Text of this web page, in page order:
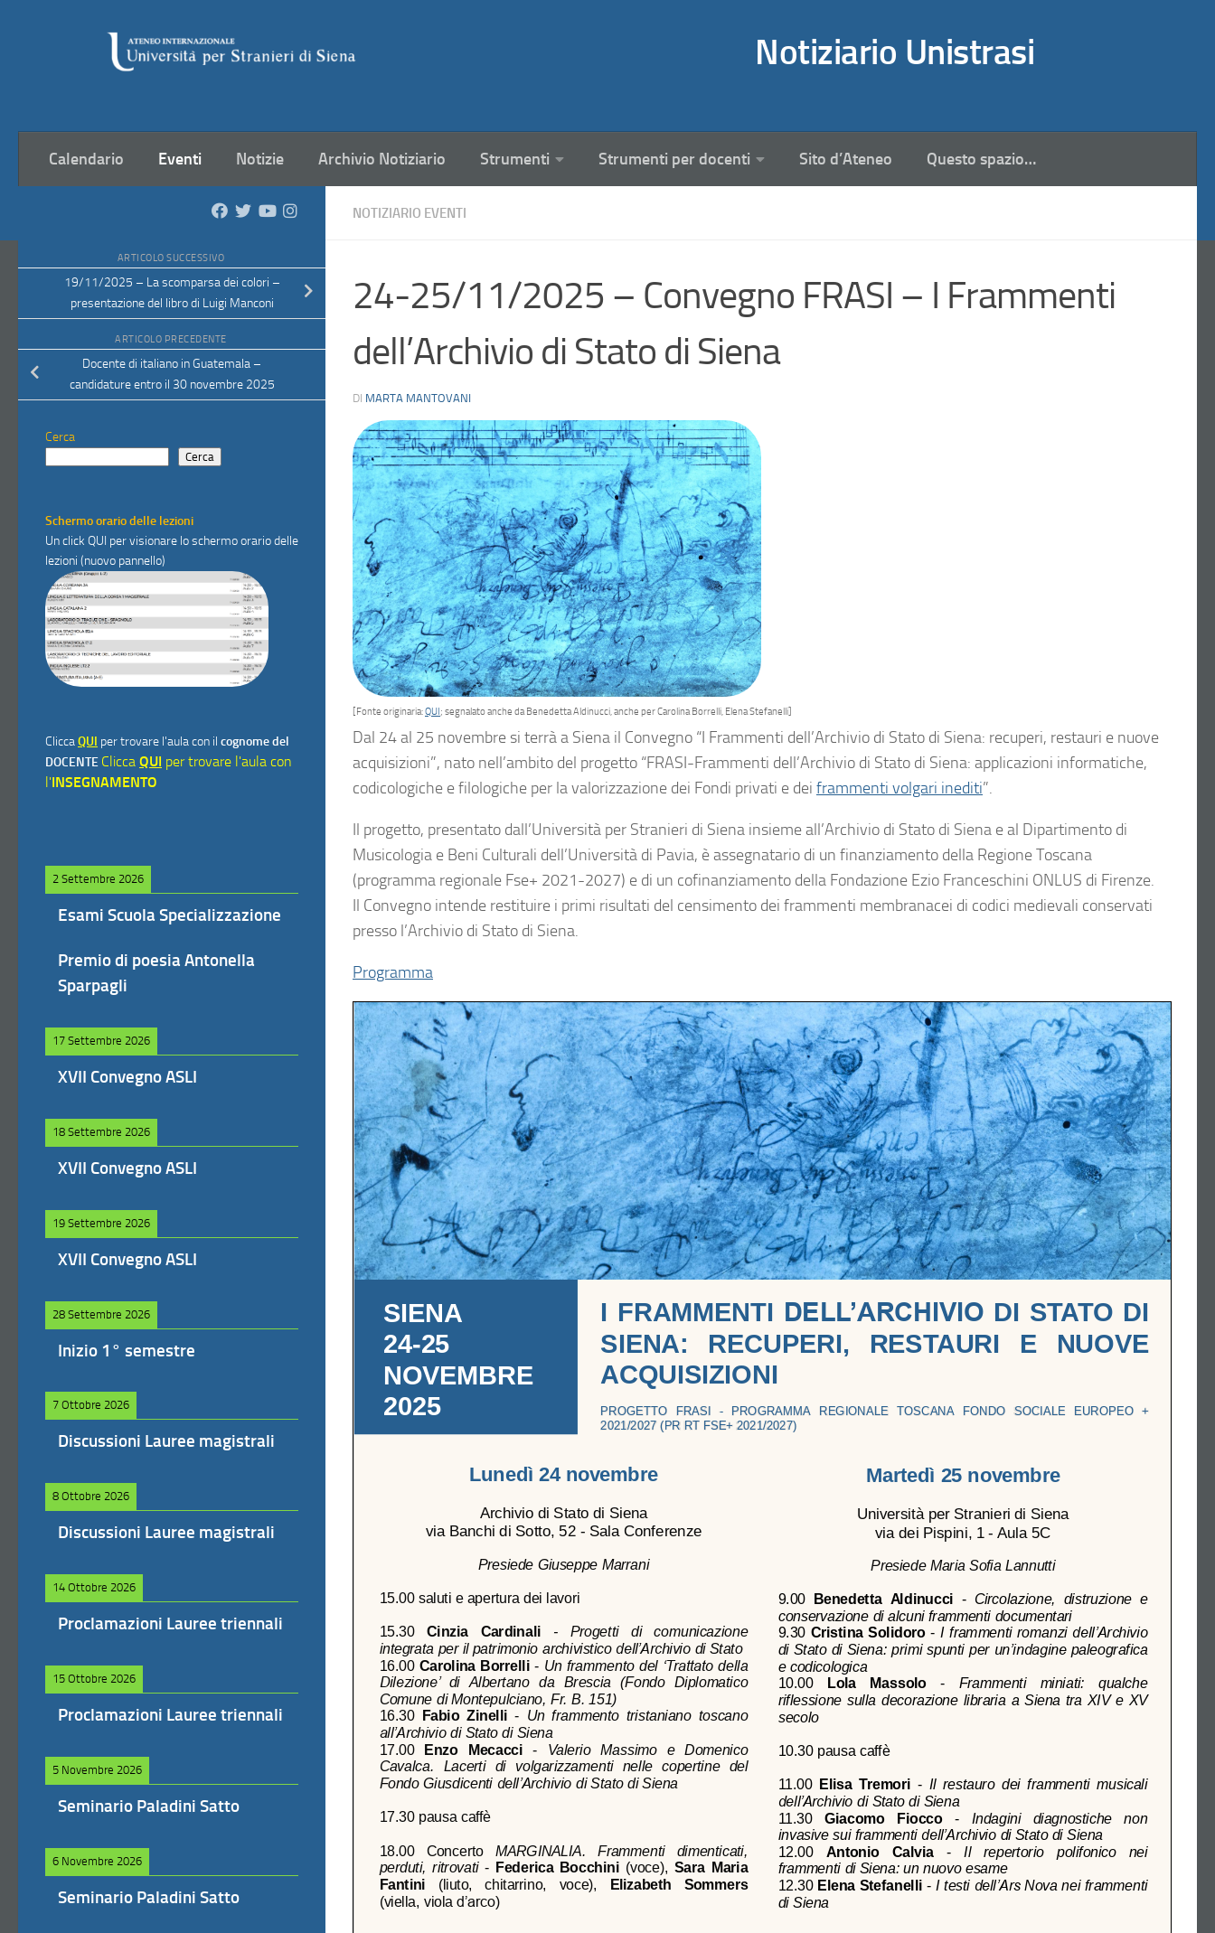
Notiziario Unistrasi
Calendario Eventi Notizie Archivio Notiziario Strumenti Strumenti per docenti Sito d’Ateneo Questo spazio…
NOTIZIARIO EVENTI
24-25/11/2025 – Convegno FRASI – I Frammenti
dell’Archivio di Stato di Siena
DI MARTA MANTOVANI
[Fonte originaria:QUI ; segnalato anche da Benedetta Aldinucci, anche per Carolina Borrelli, Elena Stefanelli]
Dal 24 al 25 novembre si terrà a Siena il Convegno “I Frammenti dell’Archivio di Stato di Siena: recuperi, restauri e nuove
acquisizioni”, nato nell’ambito del progetto “FRASI-Frammenti dell’Archivio di Stato di Siena: applicazioni informatiche,
codicologiche e filologiche per la valorizzazione dei Fondi privati e dei frammenti volgari inediti”.
Il progetto, presentato dall’Università per Stranieri di Siena insieme all’Archivio di Stato di Siena e al Dipartimento di
Musicologia e Beni Culturali dell’Università di Pavia, è assegnatario di un finanziamento della Regione Toscana
(programma regionale Fse+ 2021-2027) e di un cofinanziamento della Fondazione Ezio Franceschini ONLUS di Firenze.
Il Convegno intende restituire i primi risultati del censimento dei frammenti membranacei di codici medievali conservati
presso l’Archivio di Stato di Siena.
Programma
ARTICOLO SUCCESSIVO
19/11/2025 – La scomparsa dei colori –
presentazione del libro di Luigi Manconi
ARTICOLO PRECEDENTE
Docente di italiano in Guatemala –
candidature entro il 30 novembre 2025
Cerca
Cerca
Schermo orario delle lezioni
Un click QUI per visionare lo schermo orario delle
lezioni (nuovo pannello)
CliccaQUI per trovare l'aula con il cognome del
DOCENTE Clicca QUI per trovare l'aula con
l'INSEGNAMENTO
2 Settembre 2026
Esami Scuola Specializzazione
Premio di poesia Antonella
Sparpagli
17 Settembre 2026
XVII Convegno ASLI
18 Settembre 2026
XVII Convegno ASLI
19 Settembre 2026
XVII Convegno ASLI
28 Settembre 2026
Inizio 1° semestre
7 Ottobre 2026
Discussioni Lauree magistrali
8 Ottobre 2026
Discussioni Lauree magistrali
14 Ottobre 2026
Proclamazioni Lauree triennali
15 Ottobre 2026
Proclamazioni Lauree triennali
5 Novembre 2026
Seminario Paladini Satto
6 Novembre 2026
Seminario Paladini Satto